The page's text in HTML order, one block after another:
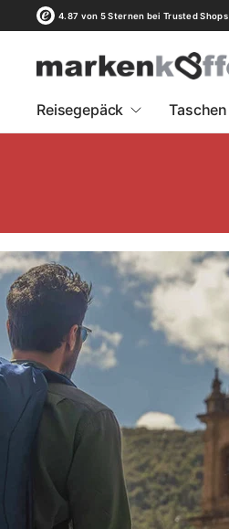
4.87 von 5 Sternen bei Trusted Shops
Reisegepäck Taschen